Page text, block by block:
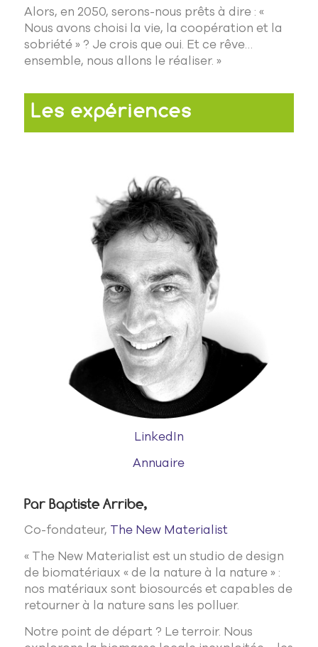
Alors, en 2050, serons-nous prêts à dire : «
Nous avons choisi la vie, la coopération et la
sobriété » ? Je crois que oui. Et ce rêve…
ensemble, nous allons le réaliser. »
Les expériences
LinkedIn
Annuaire
Par Baptiste Arribe,
Co-fondateur, The New Materialist
« The New Materialist est un studio de design
de biomatériaux « de la nature à la nature » :
nos matériaux sont biosourcés et capables de
retourner à la nature sans les polluer.
Notre point de départ ? Le terroir. Nous